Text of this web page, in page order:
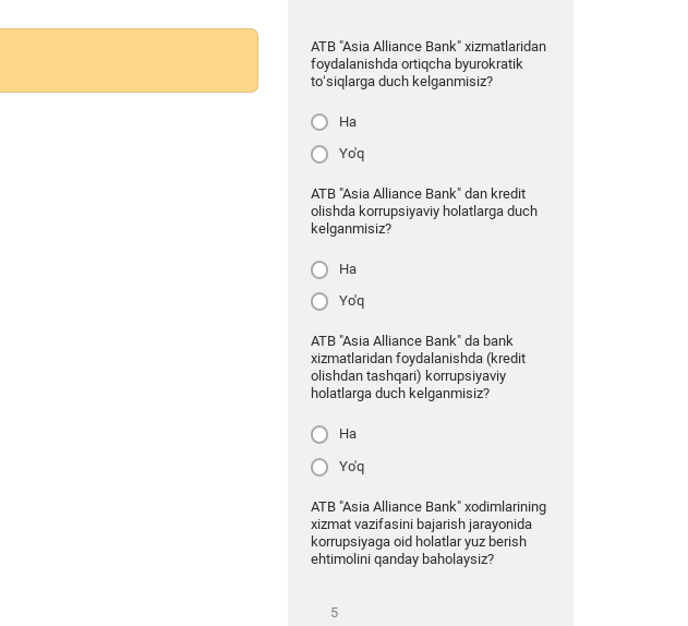
ATB "Asia Alliance Bank" xizmatlaridan
foydalanishda ortiqcha byurokratik
to‘siqlarga duch kelganmisiz?
Ha
Yo'q
ATB "Asia Alliance Bank" dan kredit
olishda korrupsiyaviy holatlarga duch
kelganmisiz?
Ha
Yo'q
ATB "Asia Alliance Bank" da bank
xizmatlaridan foydalanishda (kredit
olishdan tashqari) korrupsiyaviy
holatlarga duch kelganmisiz?
Ha
Yo'q
ATB "Asia Alliance Bank" xodimlarining
xizmat vazifasini bajarish jarayonida
korrupsiyaga oid holatlar yuz berish
ehtimolini qanday baholaysiz?